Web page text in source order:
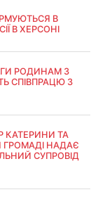
В
В ХЕРСОНІ
РОДИНАМ З
СПІВПРАЦЮ З
КАТЕРИНИ ТА
ГРОМАДІ НАДАЄ
СУПРОВІД